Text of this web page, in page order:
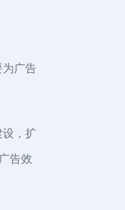
为广告
设，扩
告效